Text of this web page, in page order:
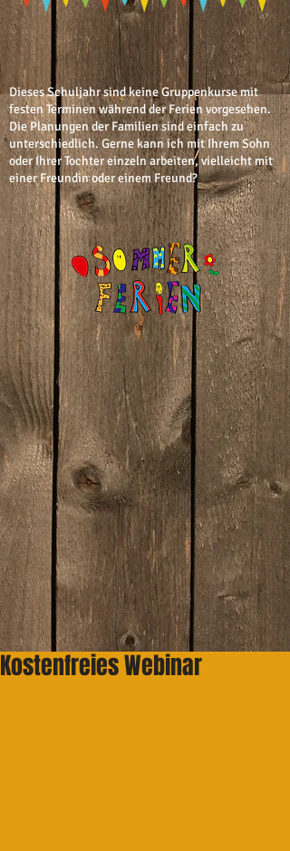
Dieses Schuljahr sind keine Gruppenkurse mit
festen Terminen während der Ferien vorgesehen.
Die Planungen der Familien sind einfach zu
unterschiedlich. Gerne kann ich mit Ihrem Sohn
oder Ihrer Tochter einzeln arbeiten, vielleicht mit
einer Freundin oder einem Freund?
Kostenfreies Webinar